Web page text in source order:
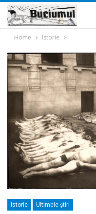
Home Istorie
Istorie Ultimele ştiri